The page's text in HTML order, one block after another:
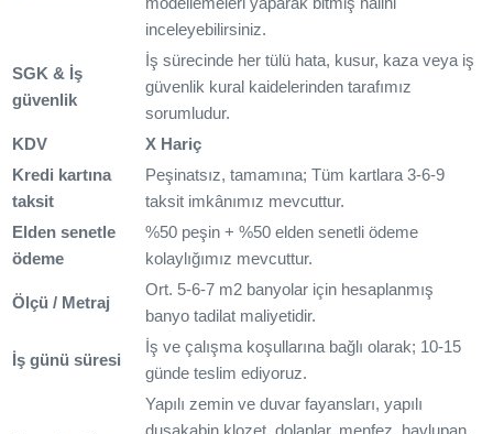
inceleyebilirsiniz.
SGK & İş
güvenlik
İş sürecinde her tülü hata, kusur, kaza veya iş
güvenlik kural kaidelerinden tarafımız
sorumludur.
KDV
X Hariç
Kredi kartına
taksit
Peşinatsız, tamamına; Tüm kartlara 3-6-9
taksit imkânımız mevcuttur.
Elden senetle
ödeme
%50 peşin + %50 elden senetli ödeme
kolaylığımız mevcuttur.
Ölçü / Metraj
Ort. 5-6-7 m2 banyolar için hesaplanmış
banyo tadilat maliyetidir.
İş günü süresi
İş ve çalışma koşullarına bağlı olarak; 10-15
günde teslim ediyoruz.
Yapılı zemin ve duvar fayansları, yapılı
duşakabin,klozet, dolaplar, menfez, havlupan,